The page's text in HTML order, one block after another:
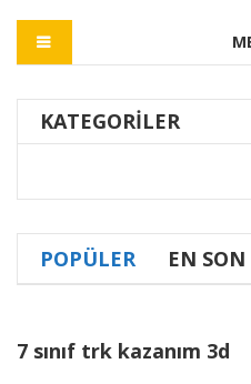
KATEGORILER
POPÜLER EN SON
7 sınıf trk kazanım 3d